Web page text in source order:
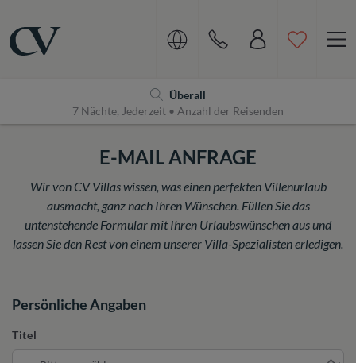
Überall
7 Nächte, Jederzeit • Anzahl der Reisenden
E-MAIL ANFRAGE
Wir von CV Villas wissen, was einen perfekten Villenurlaub
ausmacht, ganz nach Ihren Wünschen. Füllen Sie das
untenstehende Formular mit Ihren Urlaubswünschen aus und
lassen Sie den Rest von einem unserer Villa-Spezialisten erledigen.
Persönliche Angaben
Titel